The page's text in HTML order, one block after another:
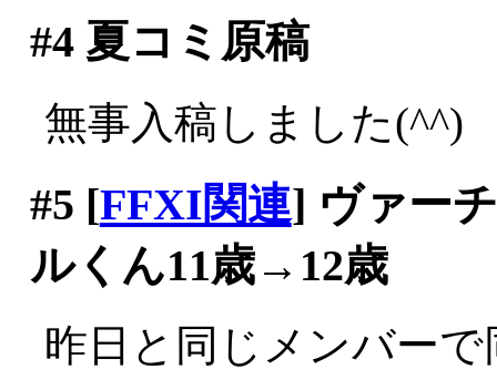
#4夏コミ原稿
無事入稿しました(^^)
#5 [FFXI関連] ヴァー
ルくん11歳→12歳
昨日と同じメンバー